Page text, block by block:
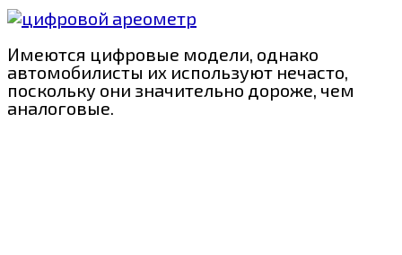
Имеются цифровые модели, однако
автомобилисты их используют нечасто,
поскольку они значительно дороже, чем
аналоговые.